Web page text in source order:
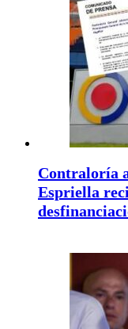
Contraloría
Espriella